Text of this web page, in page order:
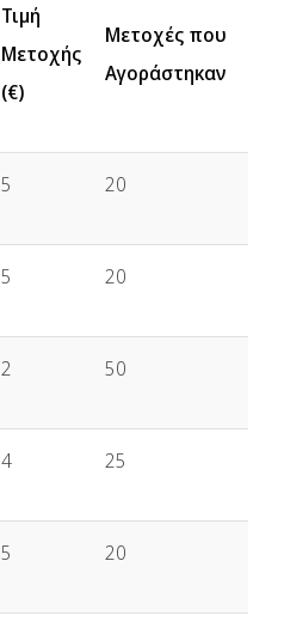
Τιμή
Μετοχής
(€)
Μετοχές που
Αγοράστηκαν
5 20
5 20
2 50
4 25
5 20